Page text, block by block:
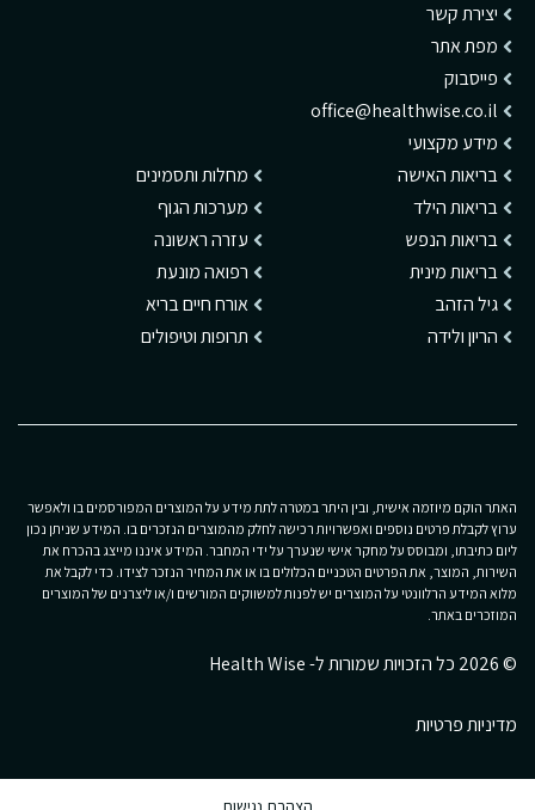
יצירת קשר
מפת אתר
פייסבוק
office@healthwise.co.il
מידע מקצועי
בריאות האישה
בריאות הילד
בריאות הנפש
בריאות מינית
גיל הזהב
הריון ולידה
מחלות ותסמינים
מערכות הגוף
עזרה ראשונה
רפואה מונעת
אורח חיים בריא
תרופות וטיפולים
האתר הוקם מיוזמה אישית, ובין היתר במטרה לתת מידע על המוצרים המפורסמים בו ולאפשר
ערוץ לקבלת פרטים נוספים ואפשרויות רכישה לחלק מהמוצרים הנזכרים בו. המידע שניתן נכון
ליום כתיבתו, ומבוסס על מחקר אישי שנערך על ידי המחבר. המידע איננו מייצג בהכרח את
השירות, המוצר, את הפרטים הטכניים הכלולים בו או את המחיר הנזכר לצידו. כדי לקבל את
מלוא המידע הרלוונטי על המוצרים יש לפנות למשווקים המורשים ו/או ליצרנים של המוצרים
המוזכרים באתר.
© 2026 כל הזכויות שמורות ל- Health Wise
מדיניות פרטיות